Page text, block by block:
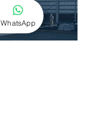
WhatsApp